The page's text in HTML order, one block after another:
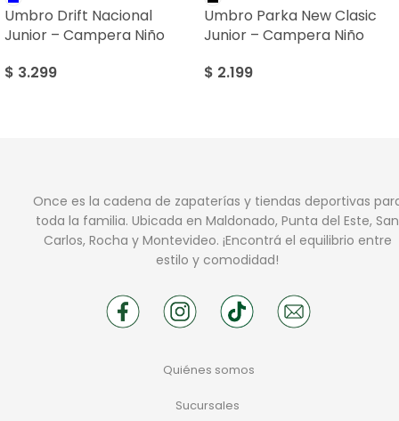
Umbro Drift Nacional
Junior – Campera Niño
$ 3.299
Umbro Parka New Clasic
Junior – Campera Niño
$ 2.199
Once es la cadena de zapaterías y tiendas deportivas
toda la familia. Ubicada en Maldonado, Punta del Este, San
Carlos, Rocha y Montevideo. ¡Encontrá el equilibrio entre
estilo y comodidad!
Quiénes somos
Sucursales